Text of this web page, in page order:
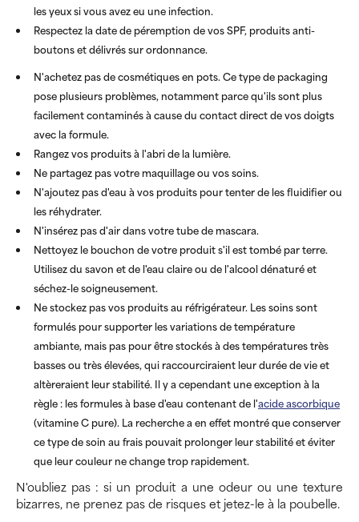
les yeux si vous avez eu une infection.
Respectez la date de péremption de vos SPF, produits anti-
boutons et délivrés sur ordonnance.
N'achetez pas de cosmétiques en pots. Ce type de packaging
pose plusieurs problèmes, notamment parce qu'ils sont plus
facilement contaminés à cause du contact direct de vos doigts
avec la formule.
Rangez vos produits à l'abri de la lumière.
Ne partagez pas votre maquillage ou vos soins.
N'ajoutez pas d'eau à vos produits pour tenter de les fluidifier ou
les réhydrater.
N'insérez pas d'air dans votre tube de mascara.
Nettoyez le bouchon de votre produit s'il est tombé par terre.
Utilisez du savon et de l'eau claire ou de l'alcool dénaturé et
séchez-le soigneusement.
Ne stockez pas vos produits au réfrigérateur. Les soins sont
formulés pour supporter les variations de température
ambiante, mais pas pour être stockés à des températures très
basses ou très élevées, qui raccourciraient leur durée de vie et
altèreraient leur stabilité. Il y a cependant une exception à la
règle : les formules à base d'eau contenant de l'acide ascorbique
(vitamine C pure). La recherche a en effet montré que conserver
ce type de soin au frais pouvait prolonger leur stabilité et éviter
que leur couleur ne change trop rapidement.
N'oubliez pas : si un produit a une odeur ou une texture
bizarres, ne prenez pas de risques et jetez-le à la poubelle.